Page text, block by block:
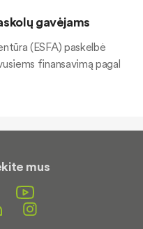
gavėjams
(ESFA) paskelbė
finansavimą pagal
mus